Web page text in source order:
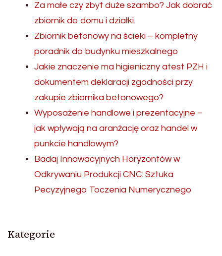
Za małe czy zbyt duże szambo? Jak dobrać
zbiornik do domu i działki.
Zbiornik betonowy na ścieki – kompletny
poradnik do budynku mieszkalnego
Jakie znaczenie ma higieniczny atest PZH i
dokumentem deklaracji zgodności przy
zakupie zbiornika betonowego?
Wyposażenie handlowe i prezentacyjne –
jak wpływają na aranżację oraz handel w
punkcie handlowym?
Badaj Innowacyjnych Horyzontów w
Odkrywaniu Produkcji CNC: Sztuka
Pecyzyjnego Toczenia Numerycznego
Kategorie